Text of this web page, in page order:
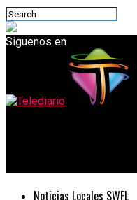
Siguenos en
Noticias Locales SWFL